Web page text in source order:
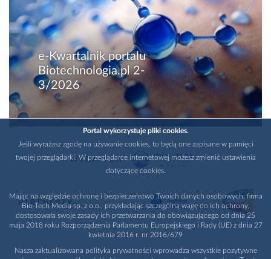
e-Kwartalnik portalu
Biotechnologia.pl 2-
3/2026
WYDAWCA
PARTNERZY
Portal wykorzystuje pliki cookies.
Jeśli wyrażasz zgodę na używanie cookies, to będą one zapisane w pamięci
twojej przeglądarki. W przeglądarce internetowej możesz zmienić ustawienia
dotyczące cookies.
Mając na względzie ochronę i bezpieczeństwo Twoich danych osobowych, firma
Bio-Tech Media sp. z o.o., przykładając szczególną wagę do ich ochrony,
dostosowała swoje zasady ich przetwarzania do obowiązującego od dnia 25
maja 2018 roku Rozporządzenia Parlamentu Europejskiego i Rady (UE) z dnia 27
kwietnia 2016 r. nr 2016/679
Nasza zaktualizowana polityka prywatności wprowadza wszystkie pozytywne